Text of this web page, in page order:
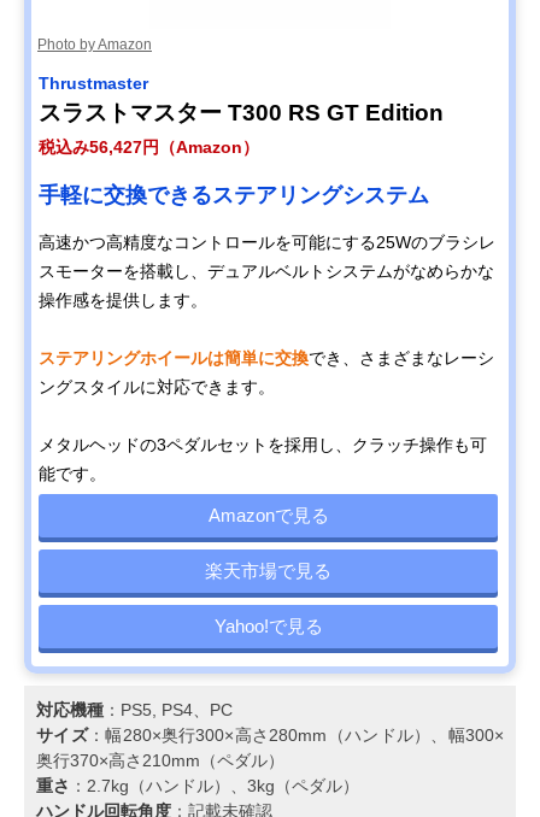
Photo by Amazon
Thrustmaster
スラストマスター T300 RS GT Edition
税込み56,427円（Amazon）
手軽に交換できるステアリングシステム
高速かつ高精度なコントロールを可能にする25Wのブラシレ
スモーターを搭載し、デュアルベルトシステムがなめらかな
操作感を提供します。
ステアリングホイールは簡単に交換でき、さまざまなレーシ
ングスタイルに対応できます。
メタルヘッドの3ペダルセットを採用し、クラッチ操作も可
能です。
Amazonで見る
楽天市場で見る
Yahoo!で見る
対応機種 ：PS5, PS4、PC
サイズ：幅280×奥行300×高さ280mm（ハンドル）、幅300×
奥行370×高さ210mm（ペダル）
重さ ：2.7kg（ハンドル）、3kg（ペダル）
ハンドル回転角度 ：記載未確認